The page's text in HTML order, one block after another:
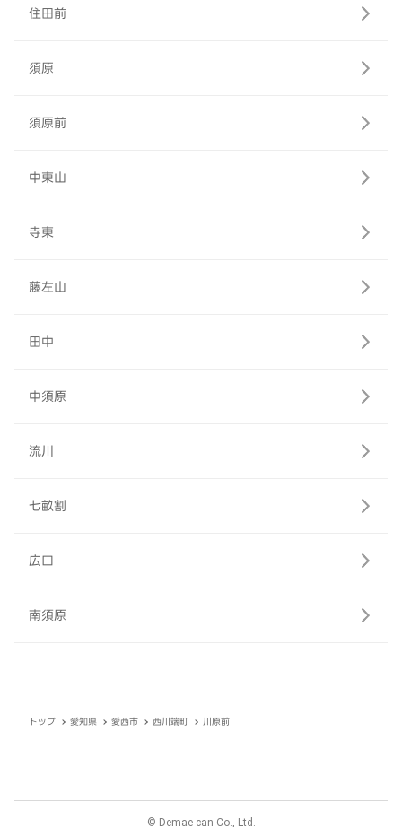
住田前
須原
須原前
中東山
寺東
藤左山
田中
中須原
流川
七畝割
広口
南須原
トップ 愛知県 愛西市 西川端町 川原前
© Demae-can Co., Ltd.